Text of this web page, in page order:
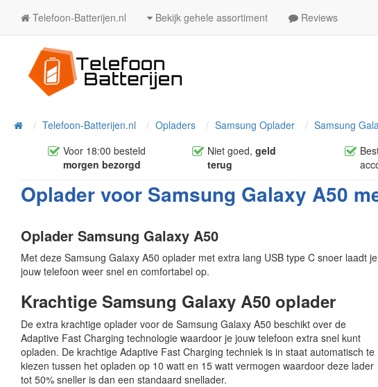
Telefoon-Batterijen.nl Bekijk gehele assortiment Reviews
HomeTelefoon-Batterijen.nl Opladers Samsung Oplader Samsung
Voor 18:00 besteld
morgen bezorgd
Niet goed,geld
terug
Oplader voor Samsung Galaxy A50
Oplader Samsung Galaxy A50
Met deze Samsung Galaxy A50 oplader met extra lang USB type C snoer laadt je
jouw telefoon weer snel en comfortabel op.
Krachtige Samsung Galaxy A50 oplader
De extra krachtige oplader voor de Samsung Galaxy A50 beschikt over de
Adaptive Fast Charging technologie waardoor je jouw telefoon extra snel kunt
opladen. De krachtige Adaptive Fast Charging techniek is in staat automatisch te
kiezen tussen het opladen op 10 watt en 15 watt vermogen waardoor deze lader
tot 50% sneller is dan een standaard snellader.